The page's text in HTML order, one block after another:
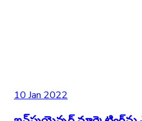
10 Jan 2022